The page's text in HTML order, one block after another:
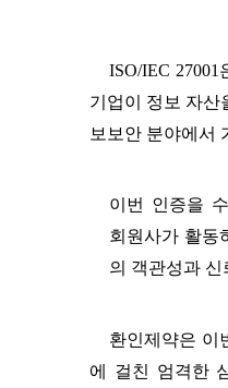
ISO/IEC 27001
기업이 정보 자산
보보안 분야에서
이번 인증을
회원사가 활동
의 객관성과
환인제약은 이
에
걸친 엄격한